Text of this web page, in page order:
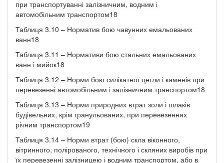
при транспортуванні залізничним, водним і
автомобільним транспортом18
Таблиця 3.10 – Норматив бою чавунних емальованих
ванн18
Таблиця 3.11 – Нормативи бою стальних емальованих
ванн і мийок18
Таблиця 3.12 – Норми бою силікатної цегли і каменів при
перевезенні автомобільним і залізничним транспортом18
Таблиця 3.13 – Норми природних втрат золи і шлаків
будівельних, крім гранульованих, при перевезеннях
річним транспортом19
Таблиця 3.14 – Норми втрат (бою) скла віконного,
вітринного, полірованого, технічного і скляних виробів при
їх перевезенні залізницею і водним транспортом, або в